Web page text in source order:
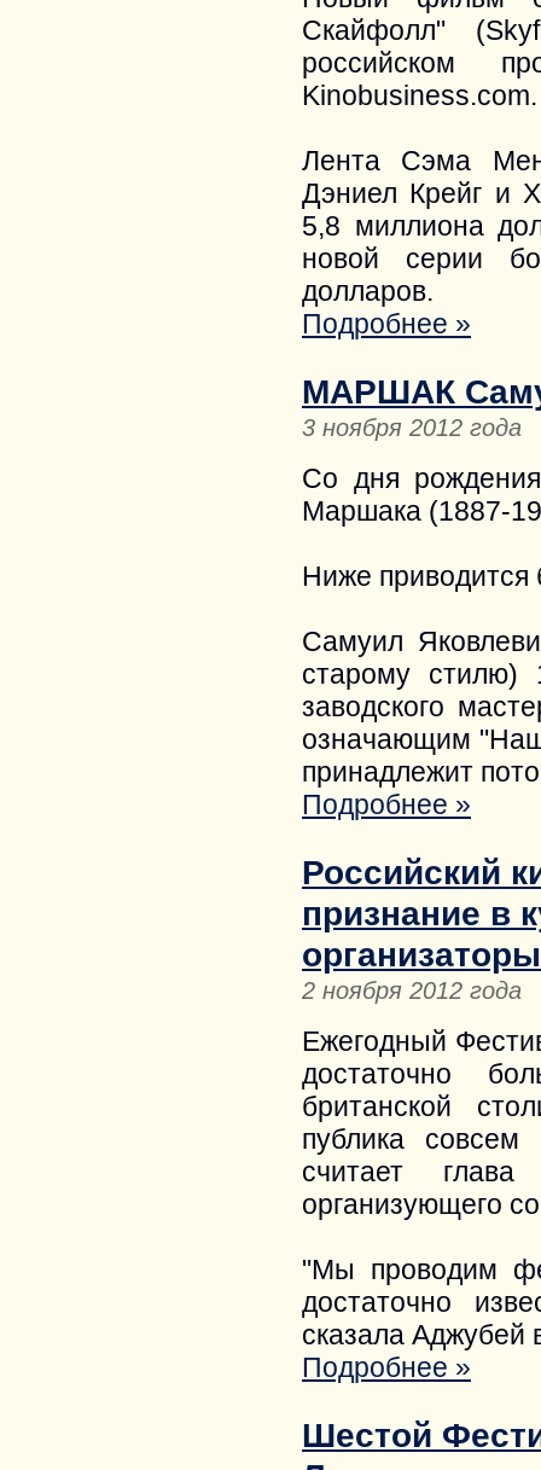
Скайфолл"
российском
Kinobusiness.com.
Лента Сэма
Дэниел Крейг и
5,8 миллиона
новой серии
долларов.
Подробнее »
МАРШАК
3 ноября 2012 года
Со дня
Маршака (1887-
Ниже приводится
Самуил
старому стилю)
заводского
означающим
принадлежит
Подробнее »
Российский
признание в
организаторы
2 ноября 2012 года
Ежегодный
достаточно
британской
публика
считает
организующего
"Мы проводим
достаточно
сказала Аджубей
Подробнее »
Шестой